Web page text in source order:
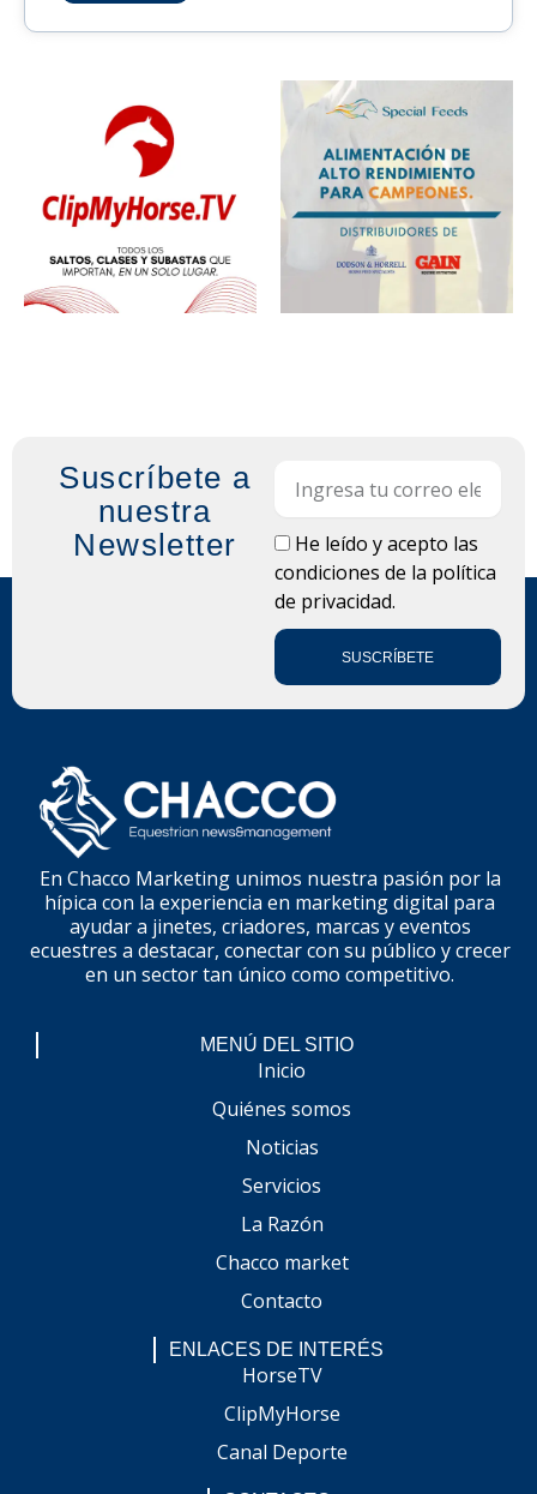
Suscríbete a
nuestra
Newsletter
LOPDHe leído y acepto las
condiciones de la política
de privacidad.
SUSCRÍBETE
En Chacco Marketing unimos nuestra pasión por la
hípica con la experiencia en marketing digital para
ayudar a jinetes, criadores, marcas y eventos
ecuestres a destacar, conectar con su público y crecer
en un sector tan único como competitivo.
MENÚ DEL SITIO
Inicio
Quiénes somos
Noticias
Servicios
La Razón
Chacco market
Contacto
ENLACES DE INTERÉS
HorseTV
ClipMyHorse
Canal Deporte